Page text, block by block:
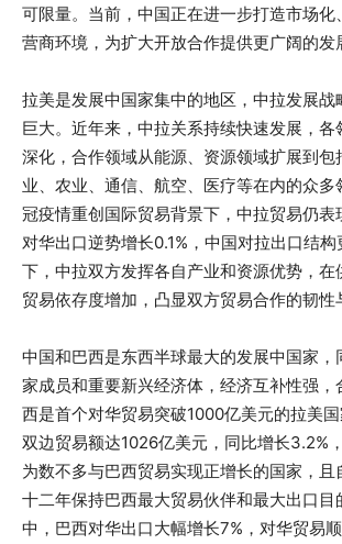
可限量。当前，中国正在进一步打造市场化
营商环境，为扩大开放合作提供更广阔的发
拉美是发展中国家集中的地区，中拉发展战
巨大。近年来，中拉关系持续快速发展，
深化，合作领域从能源、资源领域扩展到包
业、农业、通信、航空、医疗等在内的众
冠疫情重创国际贸易背景下，中拉贸易仍表
对华出口逆势增长0.1%，中国对拉出口结
下，中拉双方发挥各自产业和资源优势，在
贸易依存度增加，凸显双方贸易合作的韧性
中国和巴西是东西半球最大的发展中国家，
家成员和重要新兴经济体，经济互补性强，
西是首个对华贸易突破1000亿美元的拉美
双边贸易额达1026亿美元，同比增长3.2%
为数不多与巴西贸易实现正增长的国家，
十二年保持巴西最大贸易伙伴和最大出口目
中，巴西对华出口大幅增长7%，对华贸易